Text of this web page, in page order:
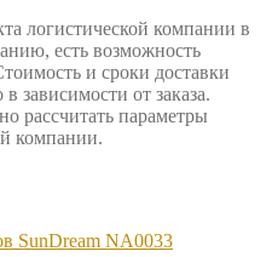
логистической компании в
есть возможность
и сроки доставки
зависимости от заказа.
рассчитать параметры
компании.